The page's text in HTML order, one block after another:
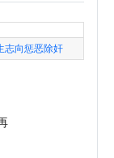
志向惩恶除奸